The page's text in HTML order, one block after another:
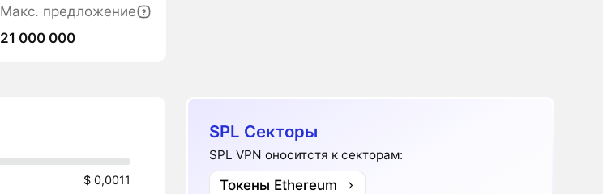
Макс. предложение
21 000 000
$ 0,0011
SPL Секторы
SPL VPN оноситстя к секторам:
Токены Ethereum